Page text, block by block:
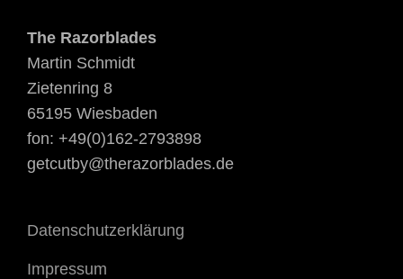
The Razorblades
Martin Schmidt
Zietenring 8
65195 Wiesbaden
fon: +49(0)162-2793898
getcutby@therazorblades.de
Datenschutzerklärung
Impressum